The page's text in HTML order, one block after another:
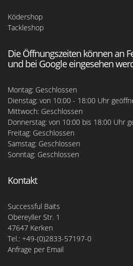
Ködershop
Tackleshop
Die Öffnungszeiten können an
und bei Google eingesehen
Montag: Geschlossen
Dienstag: von 10:00 - 18:00 Uhr
Mittwoch: Geschlossen
Donnerstag: von 10:00 bis 18:00 Uhr
Freitag: Geschlossen
Samstag: Geschlossen
Sonntag: Geschlossen
Kontakt
Successful Baits
Obereyller Str. 1
47647 Kerken
Tel.: +49-(0)2833-57197-0
Anfrage per Email